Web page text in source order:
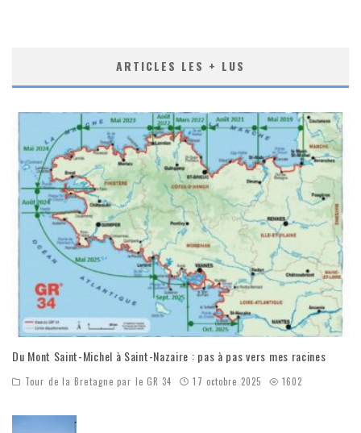
ARTICLES LES + LUS
Du Mont Saint-Michel à Saint-Nazaire : pas à pas vers mes racines
Tour de la Bretagne par le GR 34 17 octobre 2025 1602